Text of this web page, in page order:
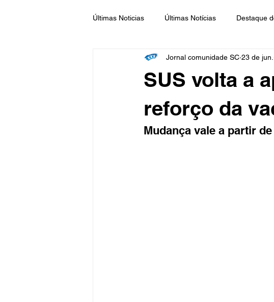
Últimas Noticias Últimas Notícias Destaque
Florianópolis São José Biguaçu
SUS volta a
reforço da
Jornal comunidade SC 23 de jun.
Mudança vale a partir